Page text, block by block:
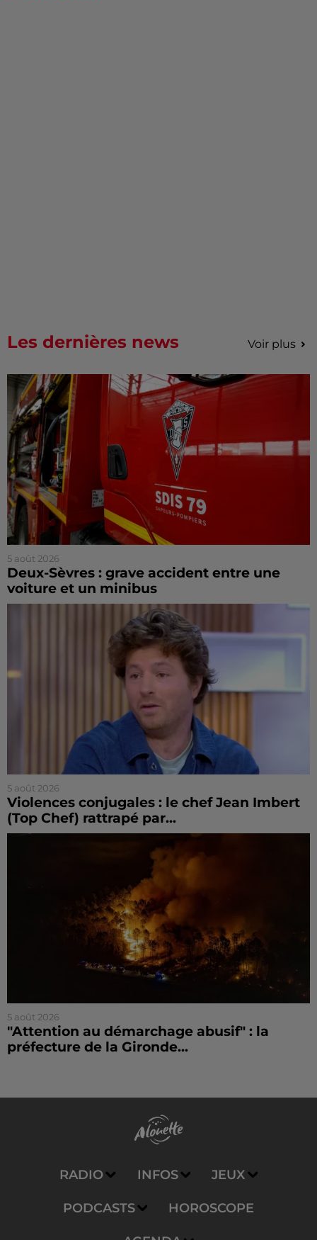
Les dernières news Voir plus
5 août 2026
Deux-Sèvres : grave accident entre une
voiture et un minibus
5 août 2026
Violences conjugales : le chef Jean Imbert
(Top Chef) rattrapé par...
5 août 2026
"Attention au démarchage abusif" : la
préfecture de la Gironde...
RADIO INFOS JEUX
PODCASTS HOROSCOPE